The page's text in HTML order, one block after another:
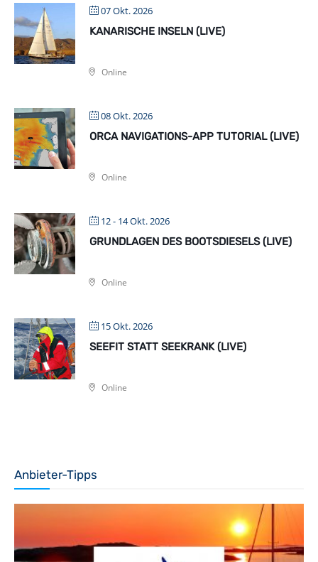
07 Okt. 2026
KANARISCHE INSELN (LIVE)
Online
08 Okt. 2026
ORCA NAVIGATIONS-APP TUTORIAL (LIVE)
Online
12 - 14 Okt. 2026
GRUNDLAGEN DES BOOTSDIESELS (LIVE)
Online
15 Okt. 2026
SEEFIT STATT SEEKRANK (LIVE)
Online
Anbieter-Tipps